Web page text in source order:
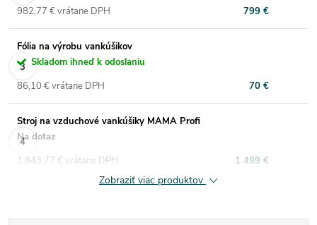
799 €
982,77 € vrátane DPH
Fólia na výrobu vankúšikov
Skladom ihneď k odoslaniu
70 €
86,10 € vrátane DPH
Stroj na vzduchové vankúšiky MAMA Profi
Na dotaz
1 499 €
1 843,77 € vrátane DPH
Zobraziť viac produktov